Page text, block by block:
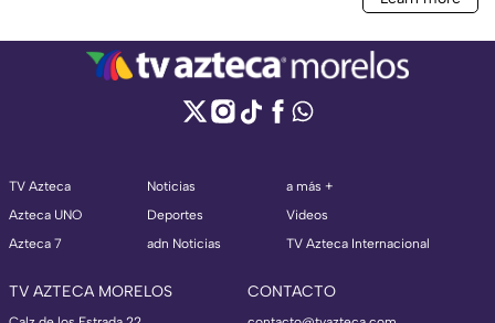
TV Azteca
Azteca UNO
Azteca 7
Noticias
Deportes
adn Noticias
a más +
Videos
TV Azteca Internacional
TV AZTECA MORELOS CONTACTO